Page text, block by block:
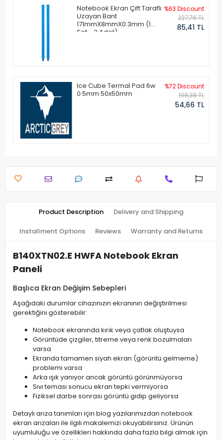
Notebook Ekran Çift Taraflı
Uzayan Bant
171mmX8mmX0.3mm (1
Set - 2 Adet)
%63 Discount
227,76 TL
85,41 TL
Ice Cube Termal Pad 6w
0.5mm 50x50mm
%72 Discount
198,38 TL
54,66 TL
Product Description Delivery and Shipping
Installment Options Reviews Warranty and Returns
B140XTN02.E HWFA Notebook Ekran
Paneli
Başlıca Ekran Değişim Sebepleri
Aşağıdaki durumlar cihazınızın ekranının değiştirilmesi
gerektiğini gösterebilir:
Notebook ekranında kırık veya çatlak oluştuysa
Görüntüde çizgiler, titreme veya renk bozulmaları
varsa
Ekranda tamamen siyah ekran (görüntü gelmeme)
problemi varsa
Arka ışık yanıyor ancak görüntü görünmüyorsa
Sıvı teması sonucu ekran tepki vermiyorsa
Fiziksel darbe sonrası görüntü gidip geliyorsa
Detaylı arıza tanımları için blog yazılarımızdan notebook
ekran arızaları ile ilgili makalemizi okuyabilirsiniz. Ürünün
uyumluluğu ve özellikleri hakkında daha fazla bilgi almak için